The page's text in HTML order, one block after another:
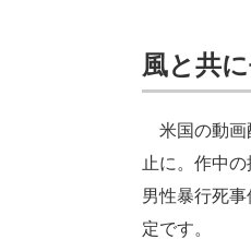
風と共
米国の動画
止に。作中
男性暴行死
定です。